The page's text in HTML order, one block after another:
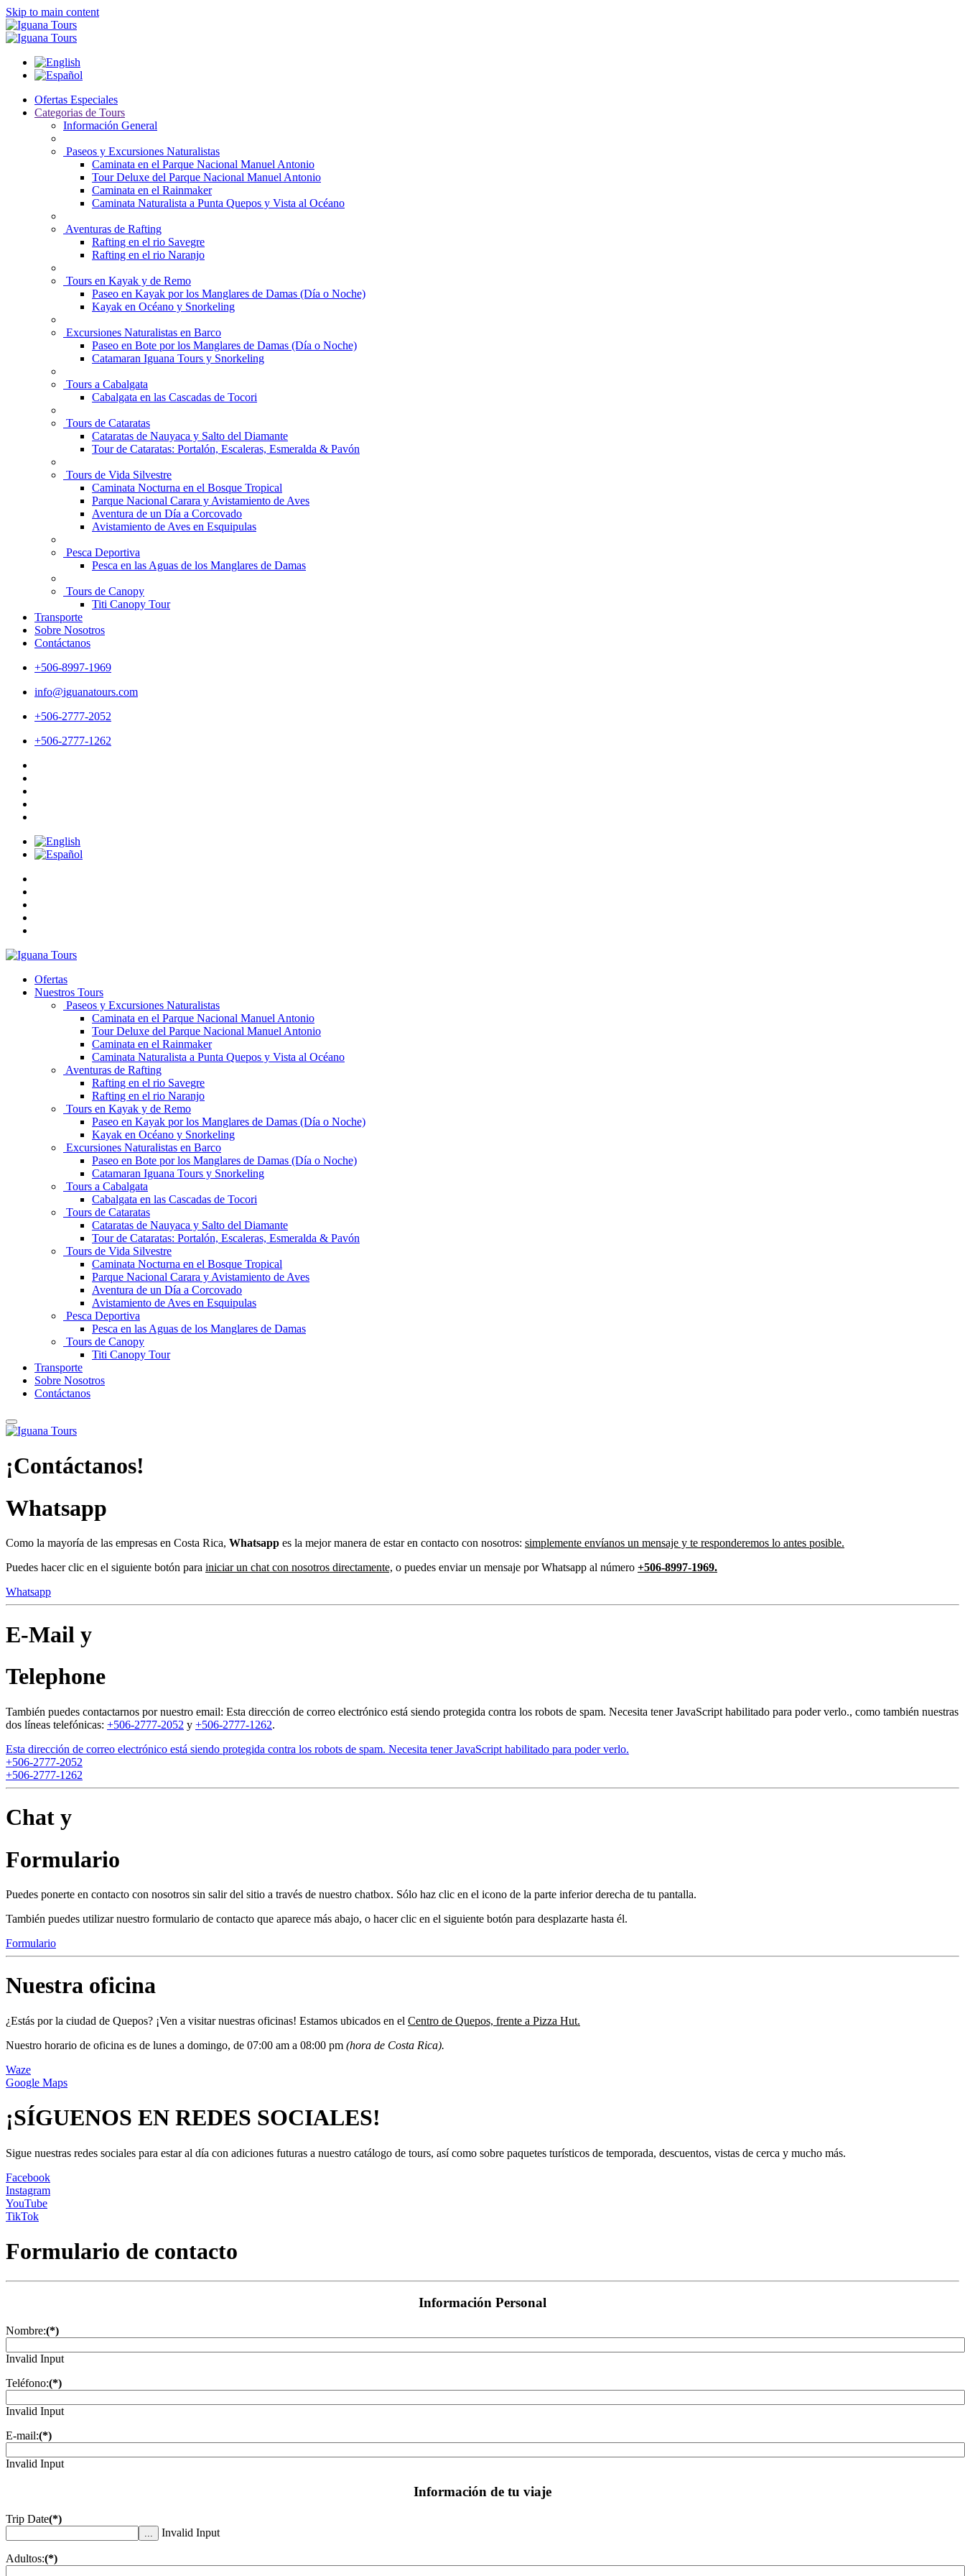
Skip to main content
Ofertas Especiales
Categorias de Tours
Información General
Paseos y Excursiones Naturalistas
Caminata en el Parque Nacional Manuel Antonio
Tour Deluxe del Parque Nacional Manuel Antonio
Caminata en el Rainmaker
Caminata Naturalista a Punta Quepos y Vista al Océano
Aventuras de Rafting
Rafting en el rio Savegre
Rafting en el rio Naranjo
Tours en Kayak y de Remo
Paseo en Kayak por los Manglares de Damas (Día o Noche)
Kayak en Océano y Snorkeling
Excursiones Naturalistas en Barco
Paseo en Bote por los Manglares de Damas (Día o Noche)
Catamaran Iguana Tours y Snorkeling
Tours a Cabalgata
Cabalgata en las Cascadas de Tocori
Tours de Cataratas
Cataratas de Nauyaca y Salto del Diamante
Tour de Cataratas: Portalón, Escaleras, Esmeralda & Pavón
Tours de Vida Silvestre
Caminata Nocturna en el Bosque Tropical
Parque Nacional Carara y Avistamiento de Aves
Aventura de un Día a Corcovado
Avistamiento de Aves en Esquipulas
Pesca Deportiva
Pesca en las Aguas de los Manglares de Damas
Tours de Canopy
Titi Canopy Tour
Transporte
Sobre Nosotros
Contáctanos
+506-8997-1969
info@iguanatours.com
+506-2777-2052
+506-2777-1262
Ofertas
Nuestros Tours
Paseos y Excursiones Naturalistas
Caminata en el Parque Nacional Manuel Antonio
Tour Deluxe del Parque Nacional Manuel Antonio
Caminata en el Rainmaker
Caminata Naturalista a Punta Quepos y Vista al Océano
Aventuras de Rafting
Rafting en el rio Savegre
Rafting en el rio Naranjo
Tours en Kayak y de Remo
Paseo en Kayak por los Manglares de Damas (Día o Noche)
Kayak en Océano y Snorkeling
Excursiones Naturalistas en Barco
Paseo en Bote por los Manglares de Damas (Día o Noche)
Catamaran Iguana Tours y Snorkeling
Tours a Cabalgata
Cabalgata en las Cascadas de Tocori
Tours de Cataratas
Cataratas de Nauyaca y Salto del Diamante
Tour de Cataratas: Portalón, Escaleras, Esmeralda & Pavón
Tours de Vida Silvestre
Caminata Nocturna en el Bosque Tropical
Parque Nacional Carara y Avistamiento de Aves
Aventura de un Día a Corcovado
Avistamiento de Aves en Esquipulas
Pesca Deportiva
Pesca en las Aguas de los Manglares de Damas
Tours de Canopy
Titi Canopy Tour
Transporte
Sobre Nosotros
Contáctanos
¡Contáctanos!
Whatsapp
Como la mayoría de las empresas en Costa Rica, Whatsapp es la mejor manera de estar en contacto con nosotros: simplemente envíanos un mensaje y te responderemos lo antes posible.
Puedes hacer clic en el siguiente botón para iniciar un chat con nosotros directamente, o puedes enviar un mensaje por Whatsapp al número +506-8997-1969.
Whatsapp
E-Mail y
Telephone
También puedes contactarnos por nuestro email: Esta dirección de correo electrónico está siendo protegida contra los robots de spam. Necesita tener JavaScript habilitado para poder verlo., como también nuestras
dos líneas telefónicas: +506-2777-2052 y +506-2777-1262.
Esta dirección de correo electrónico está siendo protegida contra los robots de spam. Necesita tener JavaScript habilitado para poder verlo.
+506-2777-2052
+506-2777-1262
Chat y
Formulario
Puedes ponerte en contacto con nosotros sin salir del sitio a través de nuestro chatbox. Sólo haz clic en el icono de la parte inferior derecha de tu pantalla.
También puedes utilizar nuestro formulario de contacto que aparece más abajo, o hacer clic en el siguiente botón para desplazarte hasta él.
Formulario
Nuestra oficina
¿Estás por la ciudad de Quepos? ¡Ven a visitar nuestras oficinas! Estamos ubicados en el Centro de Quepos, frente a Pizza Hut.
Nuestro horario de oficina es de lunes a domingo, de 07:00 am a 08:00 pm (hora de Costa Rica).
Waze
Google Maps
¡SÍGUENOS EN REDES SOCIALES!
Sigue nuestras redes sociales para estar al día con adiciones futuras a nuestro catálogo de tours, así como sobre paquetes turísticos de temporada, descuentos, vistas de cerca y mucho más.
Facebook
Instagram
YouTube
TikTok
Formulario de contacto
Información Personal
Nombre:(*)
Invalid Input
Teléfono:(*)
Invalid Input
E-mail:(*)
Invalid Input
Información de tu viaje
Trip Date(*)
... Invalid Input
Adultos:(*)